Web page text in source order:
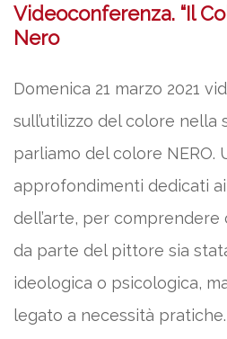
Videoconferenza. “Il
Nero
Domenica 21 marzo 2021
sull’utilizzo del colore nella
parliamo del colore NERO.
approfondimenti dedicati
dell’arte, per comprendere
da parte del pittore sia
ideologica o psicologica,
legato a necessità pratiche.